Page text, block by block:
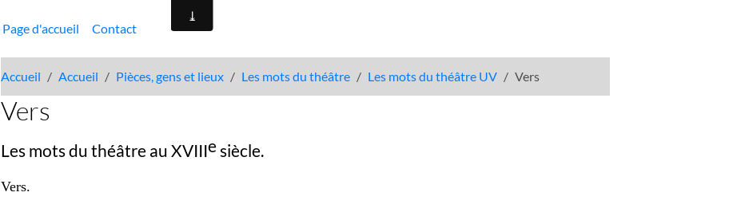
Page d'accueil Contact
Accueil Accueil Pièces, gens et lieux Les mots du théâtre Les mots du théâtre UV Vers
Vers
Les mots du théâtre au XVIIIesiècle.
Vers.